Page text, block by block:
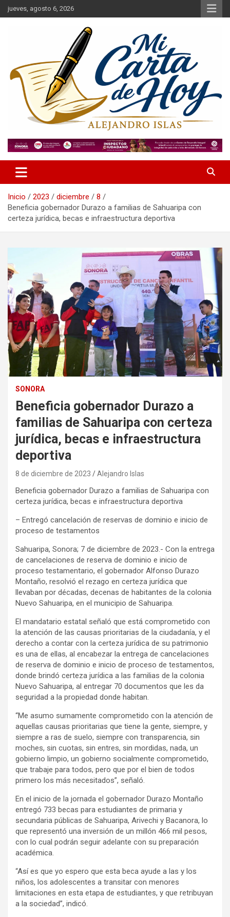
Saltar
al
jueves, agosto 6, 2026
Mi Carta de Hoy
Inicio 2023 diciembre
8
Beneficia gobernador Durazo a familias de Sahuaripa con
certeza jurídica, becas e infraestructura deportiva
SONORA
Beneficia gobernador Durazo a
familias de Sahuaripa con certeza
jurídica, becas e infraestructura
deportiva
8 de diciembre de 2023 Alejandro Islas
Beneficia gobernador Durazo a familias de Sahuaripa con
certeza jurídica, becas e infraestructura deportiva
– Entregó cancelación de reservas de dominio e inicio de
proceso de testamentos
Sahuaripa, Sonora; 7 de diciembre de 2023.- Con la entrega
de cancelaciones de reserva de dominio e inicio de
proceso testamentario, el gobernador Alfonso Durazo
Montaño, resolvió el rezago en certeza jurídica que
llevaban por décadas, decenas de habitantes de la colonia
Nuevo Sahuaripa, en el municipio de Sahuaripa.
El mandatario estatal señaló que está comprometido con
la atención de las causas prioritarias de la ciudadanía, y el
derecho a contar con la certeza jurídica de su patrimonio
es una de ellas, al encabezar la entrega de cancelaciones
de reserva de dominio e inicio de proceso de testamentos,
donde brindó certeza jurídica a las familias de la colonia
Nuevo Sahuaripa, al entregar 70 documentos que les da
seguridad a la propiedad donde habitan.
“Me asumo sumamente comprometido con la atención de
aquellas causas prioritarias que tiene la gente, siempre, y
siempre a ras de suelo, siempre con transparencia, sin
moches, sin cuotas, sin entres, sin mordidas, nada, un
gobierno limpio, un gobierno socialmente comprometido,
que trabaje para todos, pero que por el bien de todos
primero los más necesitados”, señaló.
En el inicio de la jornada el gobernador Durazo Montaño
entregó 733 becas para estudiantes de primaria y
secundaria públicas de Sahuaripa, Arivechi y Bacanora, lo
que representó una inversión de un millón 466 mil pesos,
con lo cual podrán seguir adelante con su preparación
académica.
“Así es que yo espero que esta beca ayude a las y los
niños, los adolescentes a transitar con menores
limitaciones en esta etapa de estudiantes, y que retribuyan
a la sociedad”, indicó.